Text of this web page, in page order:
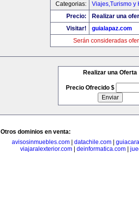
Categorias:
Viajes,Turismo y
Precio:
Realizar una
Visitar!
guialapaz.com
Serán consideradas
Realizar una Oferta
Precio Ofrecido $
Otros dominios en venta:
avisosinmuebles.com
datachile.com
viajaralexterior.com| deinformatica.com|